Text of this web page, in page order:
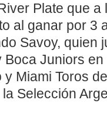
Plate que a
al ganar por 3
Savoy, quien
Juniors
Miami Toros
Selección